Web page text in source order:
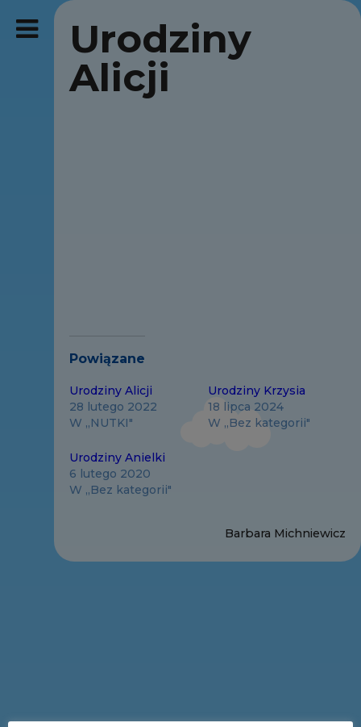
Urodziny
Alicji
Powiązane
Urodziny Alicji
28 lutego 2022
W „NUTKI"
Urodziny Krzysia
18 lipca 2024
W „Bez kategorii"
Urodziny Anielki
6 lutego 2020
W „Bez kategorii"
Barbara Michniewicz